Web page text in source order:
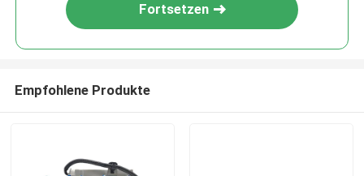
Fortsetzen
Empfohlene Produkte